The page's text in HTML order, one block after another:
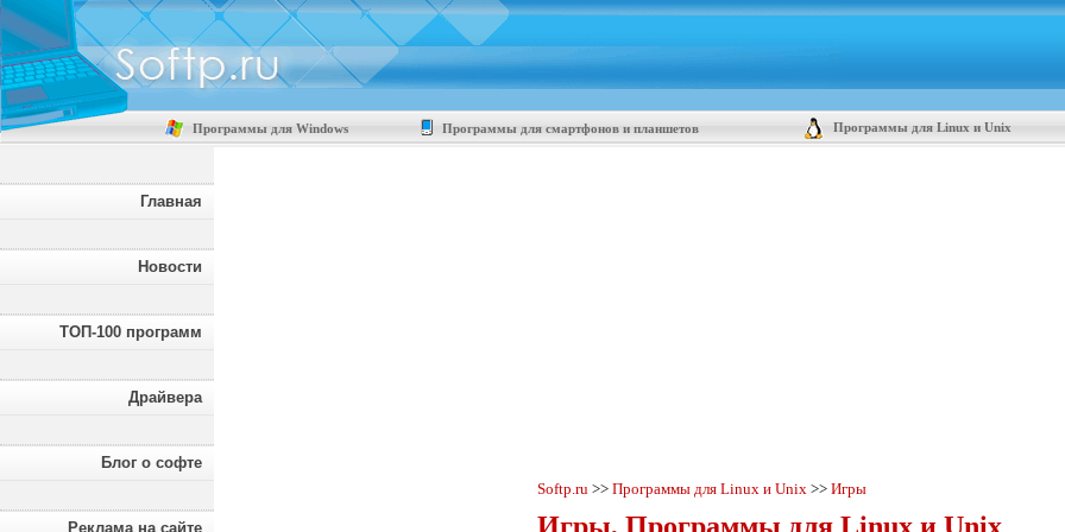
Программы для Windows Программы для смартфонов и планшетов Программы для Linux и Unix
Главная
Новости
ТОП-100 программ
Драйвера
Блог о софте
Реклама на сайте
Softp.ru >> Программы для Linux и Unix >> Игры